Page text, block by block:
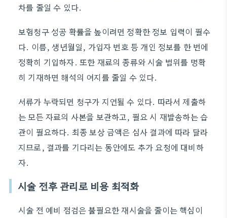
차를 줄일 수 있다.
보험청구 성공 확률을 높이려면 정확한 정보 입력이 필수
다. 이름, 생년월일, 가입자 번호 등 개인 정보를 한 번에
정확히 기입하자. 또한 재료의 종류와 시술 범위를 명확
히 기재하면 해석의 여지를 줄일 수 있다.
서류가 누락되면 청구가 지연될 수 있다. 따라서 제출하
는 모든 자료의 사본을 보관하고, 필요 시 재발송하는 습
관이 필요하다. 최종 보상 금액은 심사 결과에 따라 달라
지므로, 결과를 기다리는 동안에도 추가 요청에 대비하
자.
시술 전후 관리로 비용 최적화
시술 전 예비 점검은 불필요한 재시술을 줄이는 핵심이